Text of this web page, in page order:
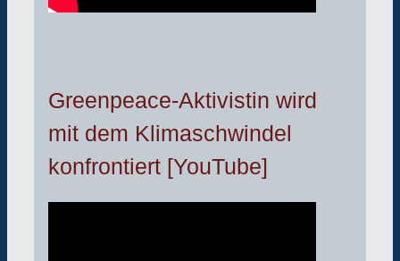
Greenpeace-Aktivistin wird
mit dem Klimaschwindel
konfrontiert [YouTube]